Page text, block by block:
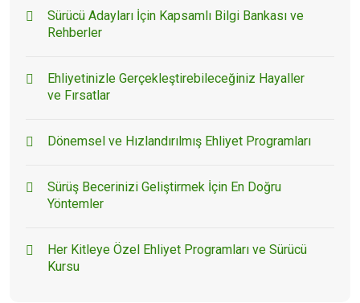
Sürücü Adayları İçin Kapsamlı Bilgi Bankası ve
Rehberler
Ehliyetinizle Gerçekleştirebileceğiniz Hayaller
ve Fırsatlar
Dönemsel ve Hızlandırılmış Ehliyet Programları
Sürüş Becerinizi Geliştirmek İçin En Doğru
Yöntemler
Her Kitleye Özel Ehliyet Programları ve Sürücü
Kursu